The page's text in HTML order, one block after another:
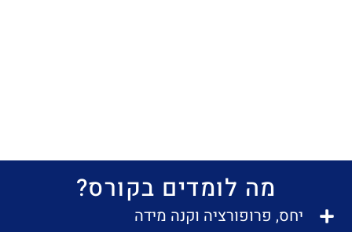
מה לומדים בקורס?
יחס, פרופורציה וקנה מידה